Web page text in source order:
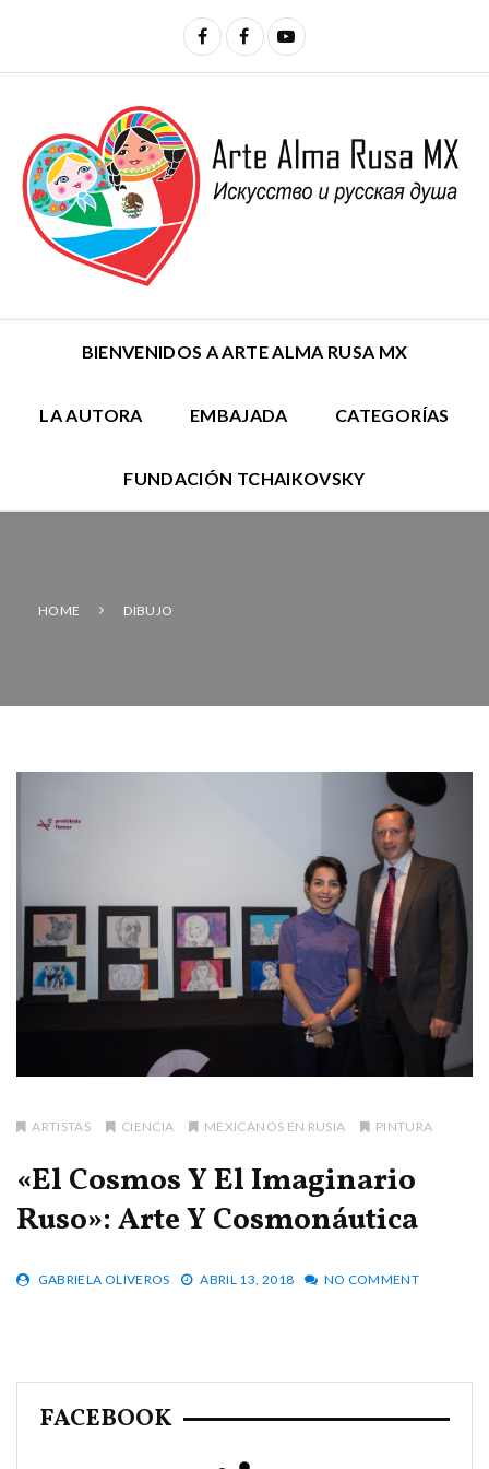
BIENVENIDOS A ARTE ALMA RUSA MX
LA AUTORA EMBAJADA CATEGORÍAS
FUNDACIÓN TCHAIKOVSKY
HOME DIBUJO
ARTISTAS CIENCIA MEXICANOS EN RUSIA PINTURA
«El Cosmos Y El Imaginario
Ruso»: Arte Y Cosmonáutica
GABRIELA OLIVEROS ABRIL 13, 2018 NO COMMENT
FACEBOOK